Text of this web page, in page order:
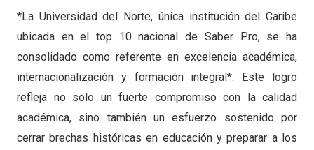
*La Universidad del Norte, única institución del Caribe
ubicada en el top 10 nacional de Saber Pro, se ha
consolidado como referente en excelencia académica,
internacionalización y formación integral*. Este logro
refleja no solo un fuerte compromiso con la calidad
académica, sino también un esfuerzo sostenido por
cerrar brechas históricas en educación y preparar a los